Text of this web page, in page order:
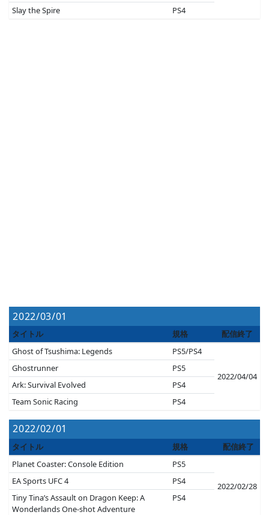
Slay the Spire PS4
2022/03/01
タイトル 規格
配信終了
Ghost of Tsushima: Legends
PS5/PS4
2022/04/04
Ghostrunner
PS5
Ark: Survival Evolved
PS4
Team Sonic Racing
PS4
2022/02/01
タイトル 規格
配信終了
Planet Coaster: Console Edition
PS5
2022/02/28
EA Sports UFC 4
PS4
Tiny Tina’s Assault on Dragon Keep: A
Wonderlands One-shot Adventure
PS4